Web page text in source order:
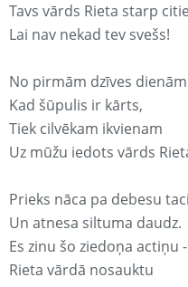
Tavs vārds Rieta starp
Lai nav nekad tev svešs!
No pirmām dzīves dienām
Kad šūpulis ir kārts,
Tiek cilvēkam ikvienam
Uz mūžu iedots vārds
Prieks nāca pa debesu
Un atnesa siltuma daudz.
Es zinu šo ziedoņa actiņu -
Rieta vārdā nosauktu